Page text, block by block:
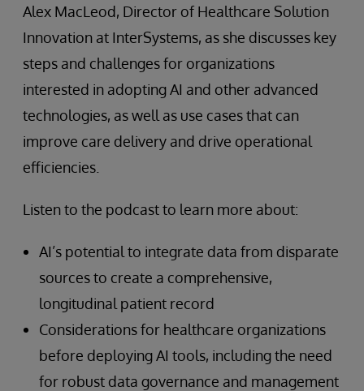
Alex MacLeod, Director of Healthcare Solution
Innovation at InterSystems, as she discusses key
steps and challenges for organizations
interested in adopting AI and other advanced
technologies, as well as use cases that can
improve care delivery and drive operational
efficiencies.
Listen to the podcast to learn more about:
AI’s potential to integrate data from disparate
sources to create a comprehensive,
longitudinal patient record
Considerations for healthcare organizations
before deploying AI tools, including the need
for robust data governance and management